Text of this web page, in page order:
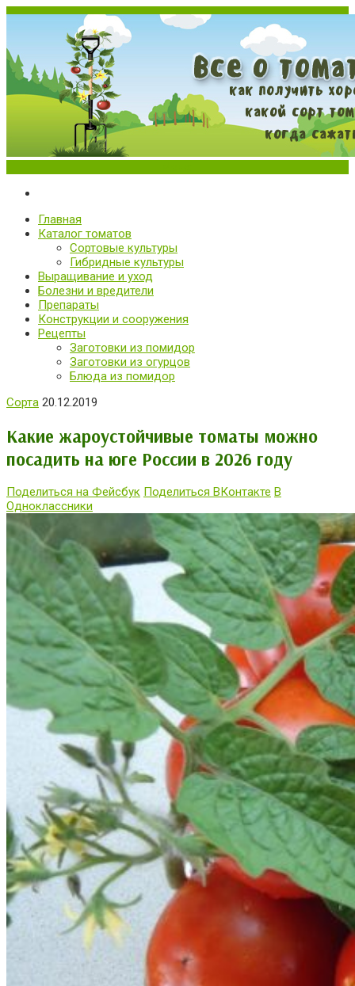
Все о томатах. Выращивание томатов. Сорта и рассада.
Выращивание и уход за томатами
Главная
Каталог томатов
Сортовые культуры
Гибридные культуры
Выращивание и уход
Болезни и вредители
Препараты
Конструкции и сооружения
Рецепты
Заготовки из помидор
Заготовки из огурцов
Блюда из помидор
Сорта 20.12.2019
Какие жароустойчивые томаты можно
посадить на юге России в 2026 году
Поделиться на Фейсбук Поделиться ВКонтакте В
Одноклассники